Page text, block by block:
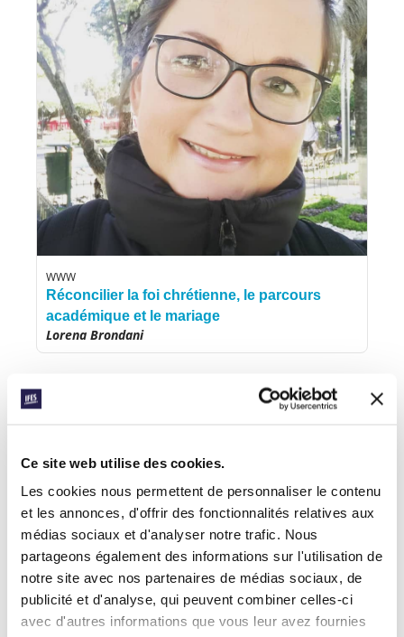
Ce site web utilise des cookies.
Les cookies nous permettent de personnaliser le contenu
et les annonces, d'offrir des fonctionnalités relatives aux
médias sociaux et d'analyser notre trafic. Nous
partageons également des informations sur l'utilisation de
notre site avec nos partenaires de médias sociaux, de
publicité et d'analyse, qui peuvent combiner celles-ci
avec d'autres informations que vous leur avez fournies
WWW
Réconcilier la foi chrétienne, le parcours
académique et le mariage
Lorena Brondani